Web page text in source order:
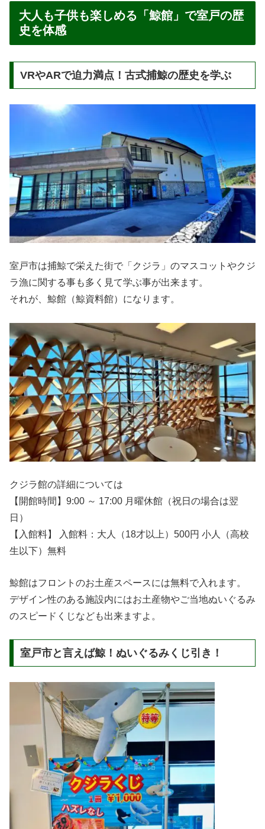
大人も子供も楽しめる「鯨館」で室戸の歴
史を体感
VRやARで迫力満点！古式捕鯨の歴史を学ぶ
室戸市は捕鯨で栄えた街で「クジラ」のマスコットやクジ
ラ漁に関する事も多く見て学ぶ事が出来ます。
それが、鯨館（鯨資料館）になります。
クジラ館の詳細については
【開館時間】9:00 ～ 17:00 月曜休館（祝日の場合は翌
日）
【入館料】 入館料：大人（18才以上）500円 小人（高校
生以下）無料
鯨館はフロントのお土産スペースには無料で入れます。
デザイン性のある施設内にはお土産物やご当地ぬいぐるみ
のスピードくじなども出来ますよ。
室戸市と言えば鯨！ぬいぐるみくじ引き！